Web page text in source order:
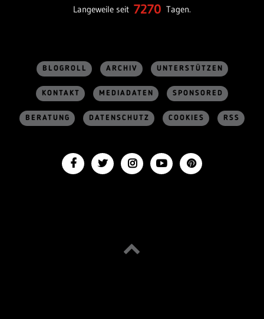
Langeweile seit 7270 Tagen.
BLOGROLL ARCHIV UNTERSTÜTZEN
KONTAKT MEDIADATEN SPONSORED
BERATUNG DATENSCHUTZ COOKIES RSS